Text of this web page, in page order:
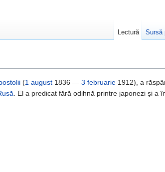
(1 august 1836 — 3 februarie 1912), a
. El a predicat fără odihnă printre japonezi și a
Lectură Sursă